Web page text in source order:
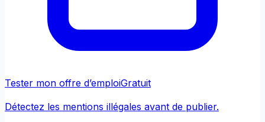
Tester mon offre d’emploiGratuit
Détectez les mentions illégales avant de publier.